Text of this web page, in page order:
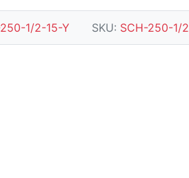
1/2-15-Y SKU: SCH-250-1/